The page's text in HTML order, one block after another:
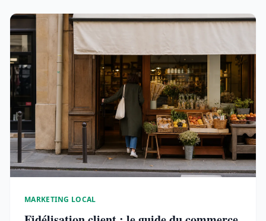
MARKETING LOCAL